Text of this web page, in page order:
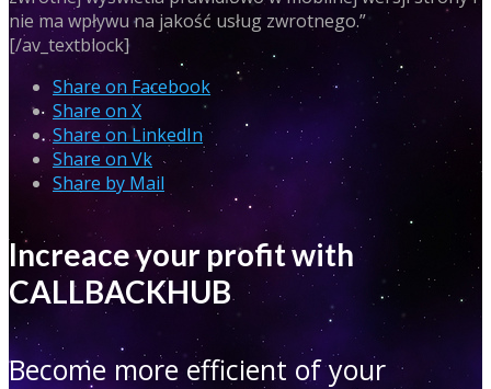
nie ma wpływu na jakość usług zwrotnego.”
[/av_textblock]
Share on Facebook
Share on X
Share on LinkedIn
Share on Vk
Share by Mail
Increace your profit with
CALLBACKHUB
Become more efficient of your